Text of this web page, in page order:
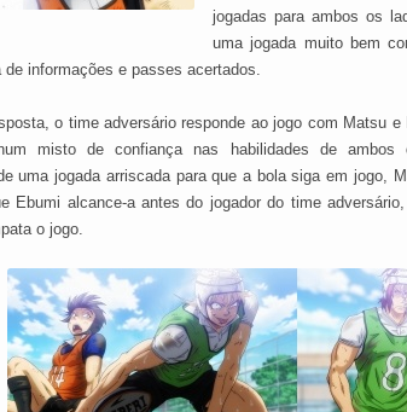
jogadas para ambos os
uma jogada muito bem
de informações e passes acertados.
o time adversário responde ao jogo com Matsu
misto de confiança nas habilidades de ambos
uma jogada arriscada para que a bola siga em jogo,
Ebumi alcance-a antes do jogador do time
o jogo.